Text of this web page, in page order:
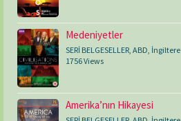
Medeniyetler
SERİ BELGESELLER, ABD, İngiltere
1756 Views
Amerika’nın Hikayesi